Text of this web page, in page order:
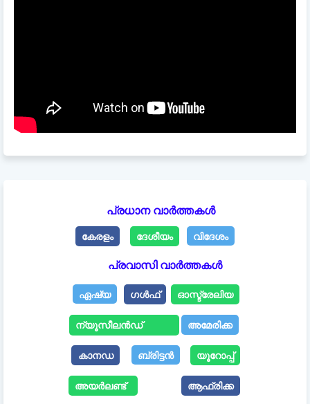
പ്രധാന വാർത്തകൾ
കേരളം ദേശീയം വിദേശം
പ്രവാസി വാർത്തകൾ
ഏഷ്യ ഗൾഫ് ഓസ്ട്രേലിയ
ന്യൂസീലൻഡ് അമേരിക്ക
കാനഡ ബ്രിട്ടൻ യൂറോപ്പ്
അയർലണ്ട് ആഫ്രിക്ക